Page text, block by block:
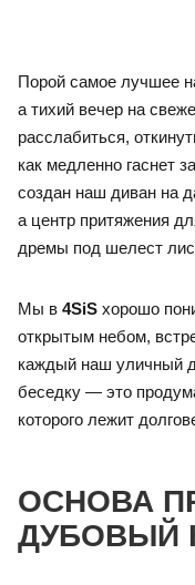
Порой самое лучшее
а тихий вечер на
расслабиться,
как медленно гаснет
создан наш диван на
а центр притяжения
дремы под шелест
Мы в 4SiS хорошо
открытым небом,
каждый наш уличный
беседку — это
которого лежит
ОСНОВА
ДУБОВЫЙ